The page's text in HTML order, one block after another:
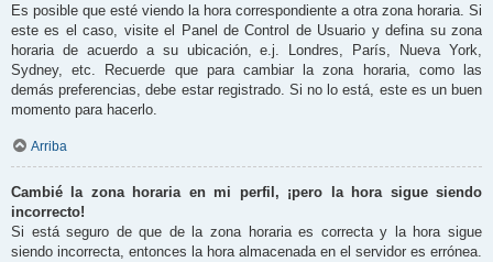
Es posible que esté viendo la hora correspondiente a otra zona horaria. Si
este es el caso, visite el Panel de Control de Usuario y defina su zona
horaria de acuerdo a su ubicación, e.j. Londres, París, Nueva York,
Sydney, etc. Recuerde que para cambiar la zona horaria, como las
demás preferencias, debe estar registrado. Si no lo está, este es un buen
momento para hacerlo.
Arriba
Cambié la zona horaria en mi perfil, ¡pero la hora sigue siendo
incorrecto!
Si está seguro de que de la zona horaria es correcta y la hora sigue
siendo incorrecta, entonces la hora almacenada en el servidor es errónea.